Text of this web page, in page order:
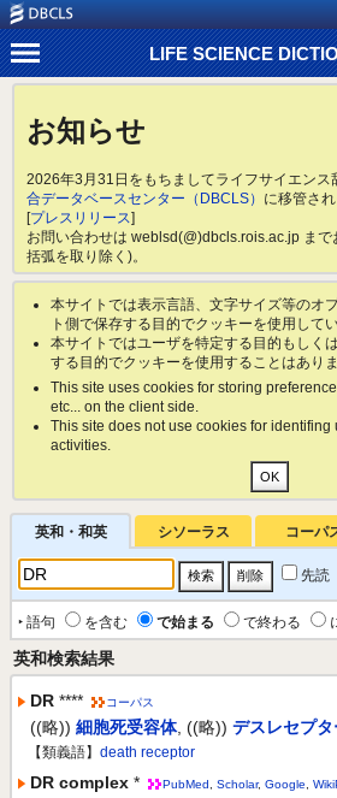
LIFE SCIENCE
お知らせ
2026年3月31日をもちましてライフサイエンス
合データベースセンター（DBCLS） に移管され
[プレスリリース]
お問い合わせは weblsd(@)dbcls.rois.ac.jp ま
括弧を取り除く)。
本サイトでは表示言語、文字サイズ等のオ
ト側で保存する目的でクッキーを使用してい
本サイトではユーザを特定する目的もしく
する目的でクッキーを使用することはありま
This site uses cookies for storing
etc... on the client side.
This site does not use cookies for identifing
activities.
英和・和英 シソーラス コーパ
先読
‣ 語句 を含む で始まる で終わる
英和検索結果
DR **** コーパス
((略)) 細胞死受容体, ((略)) デスレセプタ
【類義語】 death receptor
DR complex * PubMed Scholar, Google